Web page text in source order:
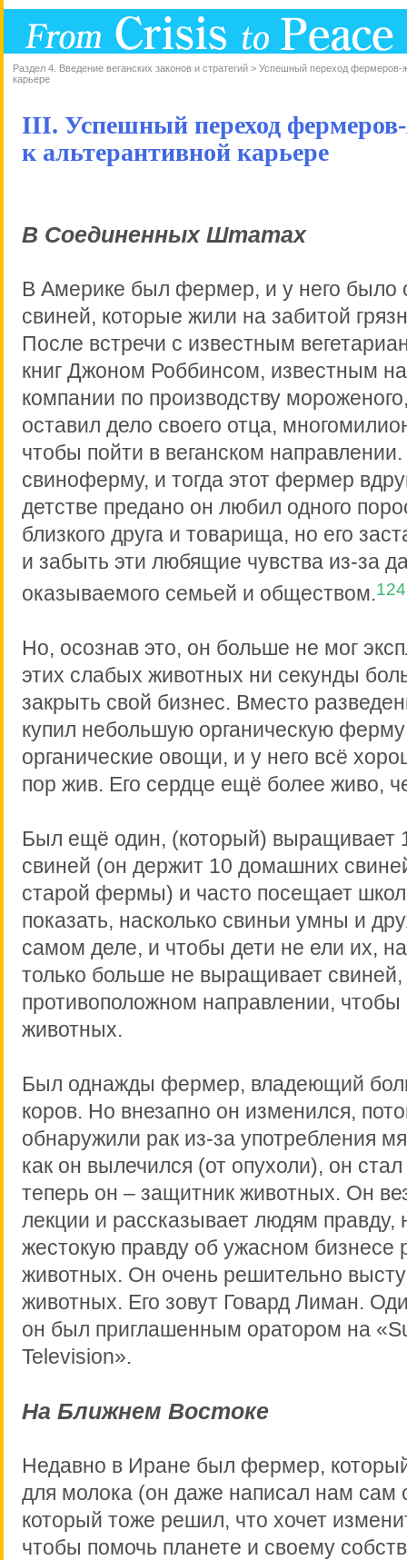
Раздел 4. Введение веганских законов и стратегий > Успешный переход фермеров-
карьере
III. Успешный переход
к альтерантивной карьере
В Соединенных Штатах
В Америке был фермер, и у него было
свиней, которые жили на забитой
После встречи с известным
книг Джоном Роббинсом, известным
компании по производству
оставил дело своего отца,
чтобы пойти в веганском
свиноферму, и тогда этот фермер
детстве предано он любил одного
близкого друга и товарища, но его
и забыть эти любящие чувства из-за
оказываемого семьей и обществом.124
Но, осознав это, он больше не мог
этих слабых животных ни секунды
закрыть свой бизнес. Вместо
купил небольшую органическую
органические овощи, и у него всё
пор жив. Его сердце ещё более живо,
Был ещё один, (который) выращивает
свиней (он держит 10 домашних
старой фермы) и часто посещает
показать, насколько свиньи умны и
самом деле, и чтобы дети не ели их,
только больше не выращивает свиней,
противоположном направлении,
животных.
Был однажды фермер, владеющий
коров. Но внезапно он изменился,
обнаружили рак из-за употребления
как он вылечился (от опухоли), он
теперь он – защитник животных. Он
лекции и рассказывает людям
жестокую правду об ужасном бизнесе
животных. Он очень решительно
животных. Его зовут Говард Лиман.
он был приглашенным оратором на
Television».
На Ближнем Востоке
Недавно в Иране был фермер,
для молока (он даже написал нам сам
который тоже решил, что хочет
чтобы помочь планете и своему